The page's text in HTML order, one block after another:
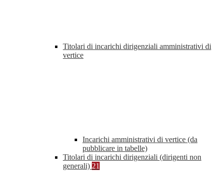
Titolari di incarichi dirigenziali amministrativi di
vertice
Incarichi amministrativi di vertice (da
pubblicare in tabelle)
Titolari di incarichi dirigenziali (dirigenti non
generali) 21